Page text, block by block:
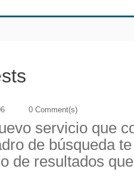
0 Comment(s)
servicio que
de búsqueda
de resultados